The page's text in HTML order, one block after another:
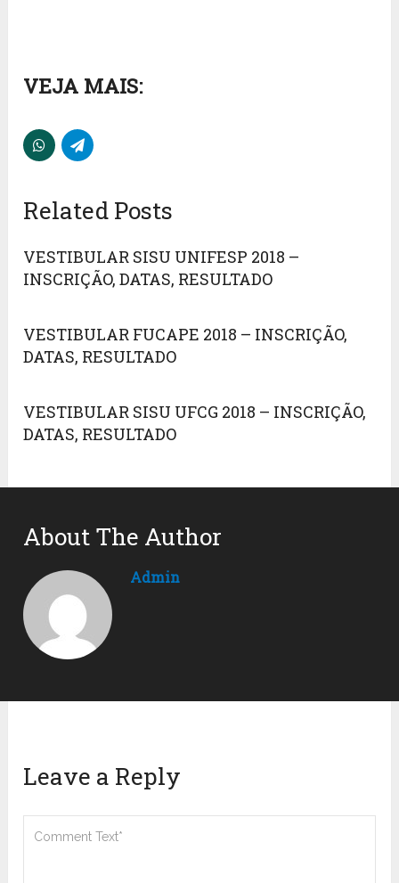
VEJA MAIS:
Related Posts
VESTIBULAR SISU UNIFESP 2018 –
INSCRIÇÃO, DATAS, RESULTADO
VESTIBULAR FUCAPE 2018 – INSCRIÇÃO,
DATAS, RESULTADO
VESTIBULAR SISU UFCG 2018 – INSCRIÇÃO,
DATAS, RESULTADO
About The Author
Admin
Leave a Reply